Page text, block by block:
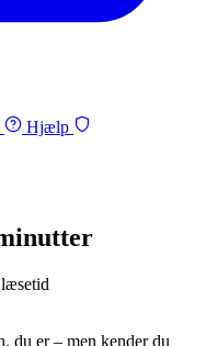
Hjælp
du er – men kender du